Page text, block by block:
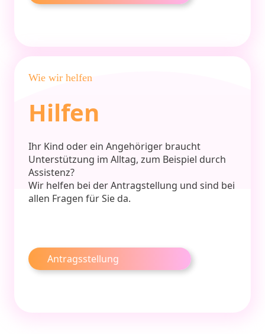
Wie wir helfen
Hilfen
Ihr Kind oder ein Angehöriger braucht
Unterstützung im Alltag, zum Beispiel durch
Assistenz?
Wir helfen bei der Antragstellung und sind bei
allen Fragen für Sie da.
Antragsstellung